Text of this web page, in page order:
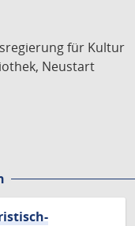
für Kultur
Neustart